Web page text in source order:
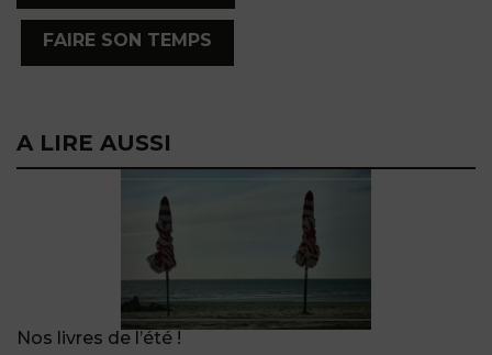
FAIRE SON TEMPS
A LIRE AUSSI
Nos livres de l’été !